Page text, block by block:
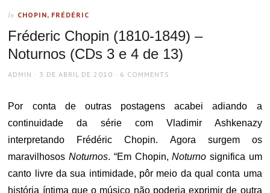
In CHOPIN, FRÉDÉRIC
Fréderic Chopin (1810-1849) –
Noturnos (CDs 3 e 4 de 13)
AUTHOR
ADMIN
POSTED
3 DE ABRIL DE 2010 6 COMMENTS
Por conta de outras postagens acabei adiando a
continuidade da série com Vladimir Ashkenazy
interpretando Frédéric Chopin. Agora surgem os
maravilhososNoturnos. “Em Chopin,Noturno significa um
canto livre da sua intimidade, pôr meio da qual conta uma
história íntima que o músico não poderia exprimir de outra